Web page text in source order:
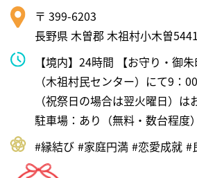
〒 399-6203
長野県 木曽郡 木祖村小木曽
【境内】24時間 【お守り・御
（木祖村民センター）にて9：
（祝祭日の場合は翌火曜日）は
駐車場：あり（無料・数台程度）
#縁結び #家庭円満 #恋愛成就 #